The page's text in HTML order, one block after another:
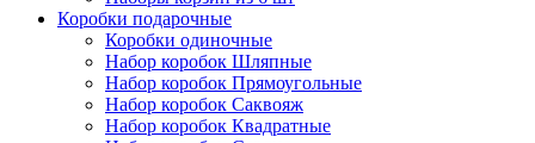
Коробки подарочные
Коробки одиночные
Набор коробок Шляпные
Набор коробок Прямоугольные
Набор коробок Саквояж
Набор коробок Квадратные